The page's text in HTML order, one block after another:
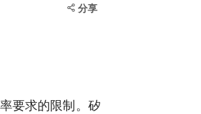
分享
要求的限制。矽